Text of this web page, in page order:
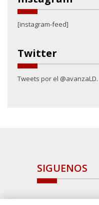
[instagram-feed]
Twitter
Tweets por el @avanzaLD.
SIGUENOS